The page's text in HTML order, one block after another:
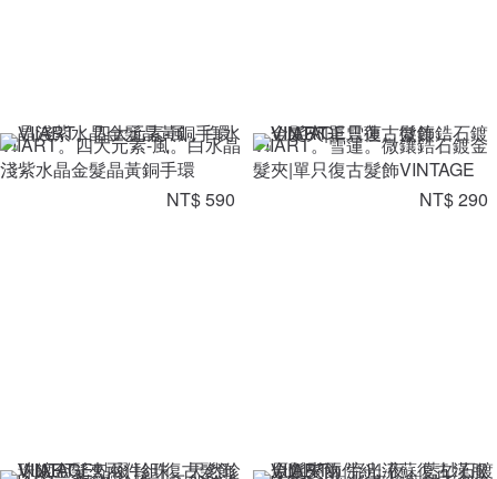
VIIART。四大元素-風。白水晶
淺紫水晶金髮晶黃銅手環
NT$ 590
VIIART。雪蓮。微鑲鋯石鍍金
髮夾|單只復古髮飾VINTAGE
NT$ 290